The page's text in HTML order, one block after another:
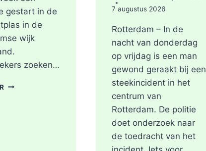
gestart in de
in de
wijk
zoeken…
POLITIE
7 augustus 2026
Rotterdam – In de
nacht van donderdag
op vrijdag is een man
gewond geraakt bij een
steekincident in het
centrum van
Rotterdam. De politie
doet onderzoek naar
de toedracht van het